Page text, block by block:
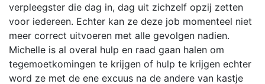
verpleegster die dag in, dag uit zichzelf opzij zetten
voor iedereen. Echter kan ze deze job momenteel niet
meer correct uitvoeren met alle gevolgen nadien.
Michelle is al overal hulp en raad gaan halen om
tegemoetkomingen te krijgen of hulp te krijgen echter
word ze met de ene excuus na de andere van kastje